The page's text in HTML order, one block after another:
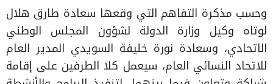
وحسب مذكرة التفاهم التي وقعها سعادة طارق هلال
لوتاه وكيل وزارة الدولة لشؤون المجلس الوطني
الاتحادي، وسعادة نورة خليفة السويدي المدير العام
للاتحاد النسائي العام، سيعمل كلا الطرفين على إقامة